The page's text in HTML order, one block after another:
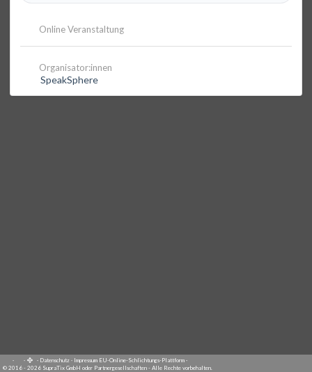
Online Veranstaltung
Organisator:innen
SpeakSphere
· · · Datenschutz · Impressum EU-Online-Schlichtungs-Plattform ·
© 2016 - 2026 SupraTix GmbH oder Partnergesellschaften - Alle Rechte vorbehalten.